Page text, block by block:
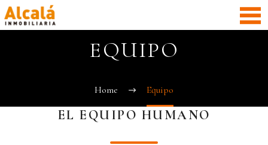
EQUIPO
Home Equipo
EL EQUIPO HUMANO